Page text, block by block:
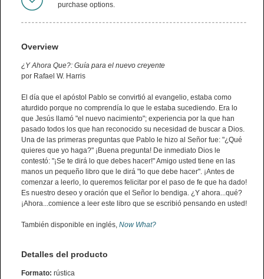
purchase options.
Overview
¿Y Ahora Que?: Guía para el nuevo creyente
por Rafael W. Harris
El día que el apóstol Pablo se convirtió al evangelio, estaba como
aturdido porque no comprendía lo que le estaba sucediendo. Era lo
que Jesús llamó "el nuevo nacimiento"; experiencia por la que han
pasado todos los que han reconocido su necesidad de buscar a Dios.
Una de las primeras preguntas que Pablo le hizo al Señor fue: "¿Qué
quieres que yo haga?" ¡Buena pregunta! De inmediato Dios le
contestó: "¡Se te dirá lo que debes hacer!" Amigo usted tiene en las
manos un pequeño libro que le dirá "lo que debe hacer". ¡Antes de
comenzar a leerlo, lo queremos felicitar por el paso de fe que ha dado!
Es nuestro deseo y oración que el Señor lo bendiga. ¿Y ahora...qué?
¡Ahora...comience a leer este libro que se escribió pensando en usted!
También disponible en inglés, Now What?
Detalles del producto
Formato: rústica